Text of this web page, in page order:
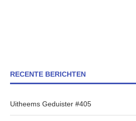
RECENTE BERICHTEN
Uitheems Geduister #405